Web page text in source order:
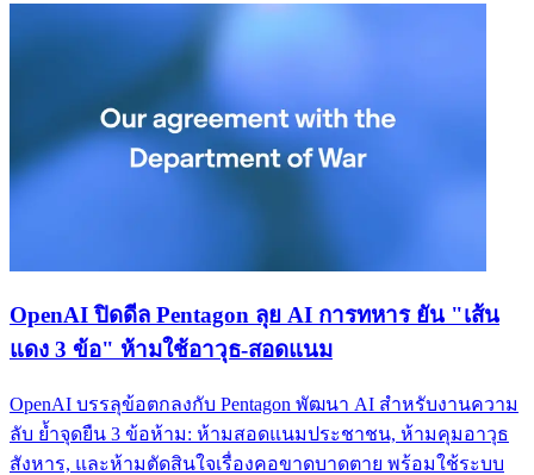
OpenAI ปิดดีล Pentagon ลุย AI การทหาร ยัน "เส้น
แดง 3 ข้อ" ห้ามใช้อาวุธ-สอดแนม
OpenAI บรรลุข้อตกลงกับ Pentagon พัฒนา AI สำหรับงานความ
ลับ ย้ำจุดยืน 3 ข้อห้าม: ห้ามสอดแนมประชาชน, ห้ามคุมอาวุธ
สังหาร, และห้ามตัดสินใจเรื่องคอขาดบาดตาย พร้อมใช้ระบบ